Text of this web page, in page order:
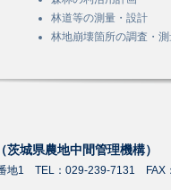
林道等の測量・設計
林地崩壊箇所の調査・
城県農地中間管理機構）
地1 TEL：029-239-7131 FAX